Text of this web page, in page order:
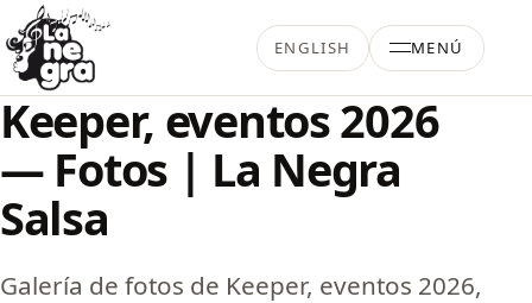
Saltar al contenido
La Negra Salsa
ENGLISH MENÚ
Keeper, eventos 2026
— Fotos | La Negra
Salsa
Galería de fotos de Keeper, eventos 2026,